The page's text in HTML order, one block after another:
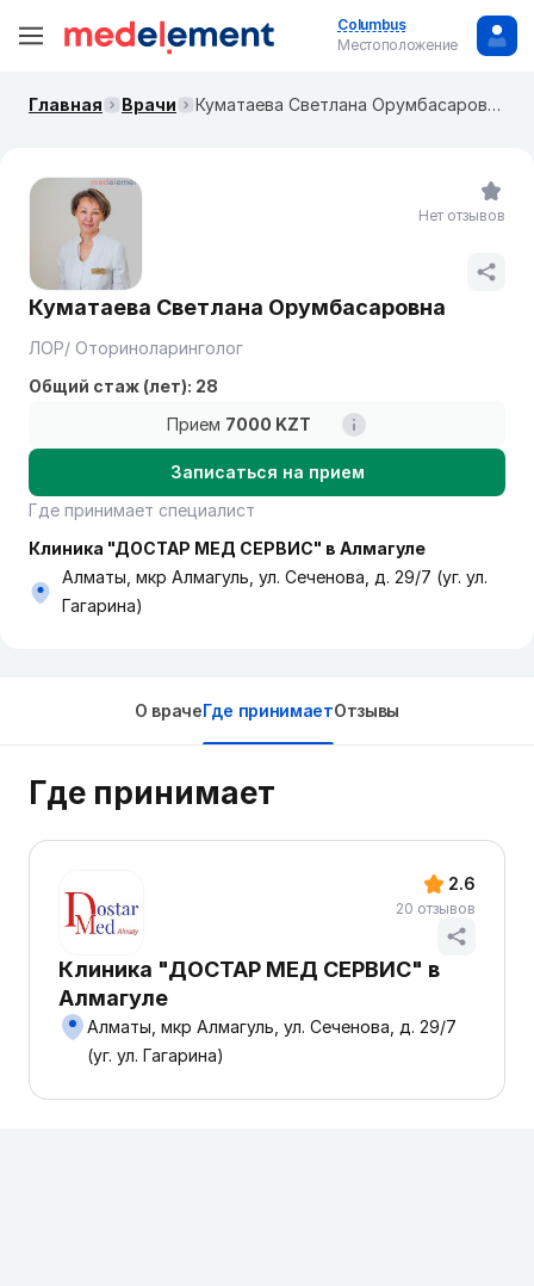
Columbus
Местоположение
Главная Врачи Куматаева Светлана Орумбасаровна
Куматаева Светлана Орумбасаровна
ЛОР/ Оториноларинголог
Общий стаж (лет): 28
Прием 7000 KZT
Записаться на прием
Где принимает специалист
Клиника "ДОСТАР МЕД СЕРВИС" в Алмагуле
Алматы, мкр Алмагуль, ул. Сеченова, д. 29/7 (уг. ул.
Гагарина)
Нет отзывов
О врачеГде принимаетОтзывы
Где принимает
Клиника "ДОСТАР МЕД СЕРВИС" в
Алмагуле
Алматы, мкр Алмагуль, ул. Сеченова, д. 29/7
(уг. ул. Гагарина)
2.6
20 отзывов